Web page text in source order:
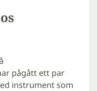
pågått ett par
instrument som